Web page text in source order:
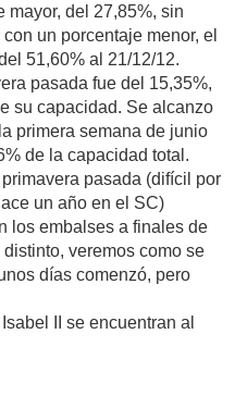
mayor, del 27,85%, sin
un porcentaje menor, el
51,60% al 21/12/12.
pasada fue del 15,35%,
su capacidad. Se alcanzo
primera semana de junio
de la capacidad total.
pasada (difícil por
un año en el SC)
los embalses a finales de
veremos como se
días comenzó, pero
II se encuentran al